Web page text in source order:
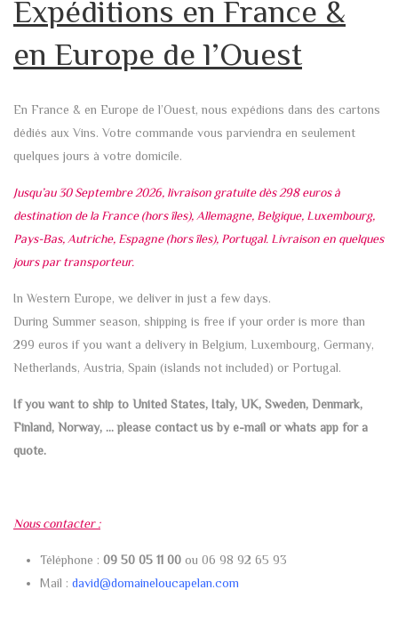
Expéditions en France &
en Europe de l’Ouest
En France & en Europe de l’Ouest, nous expédions dans des cartons
dédiés aux Vins. Votre commande vous parviendra en seulement
quelques jours à votre domicile.
Jusqu’au 30 Septembre 2026, livraison gratuite dès 298 euros à
destination de la France (hors îles), Allemagne, Belgique, Luxembourg,
Pays-Bas, Autriche, Espagne (hors îles), Portugal. Livraison en quelques
jours par transporteur.
In Western Europe, we deliver in just a few days.
During Summer season, shipping is free if your order is more than
299 euros if you want a delivery in Belgium, Luxembourg, Germany,
Netherlands, Austria, Spain (islands not included) or Portugal.
If you want to ship to United States, Italy, UK, Sweden, Denmark,
Finland, Norway, … please contact us by e-mail or whats app for a
quote.
Nous contacter :
Téléphone : 09 50 05 11 00 ou 06 98 92 65 93
Mail : david@domaineloucapelan.com